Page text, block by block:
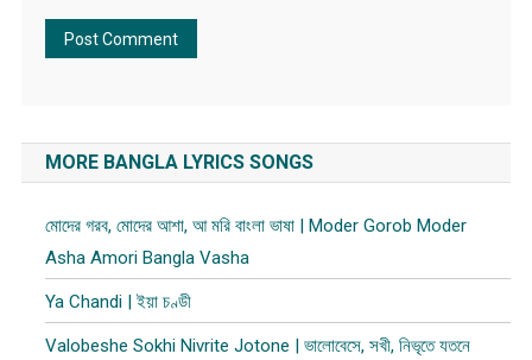
MORE BANGLA LYRICS SONGS
মোদের গরব, মোদের আশা, আ মরি বাংলা ভাষা | Moder Gorob Moder
Asha Amori Bangla Vasha
Ya Chandi | ইয়া চণ্ডী
Valobeshe Sokhi Nivrite Jotone | ভালোবেসে, সখী, নিভৃতে যতনে